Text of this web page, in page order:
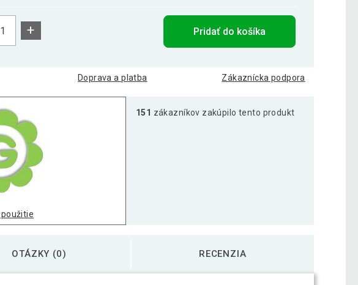
+ Pridať do košíka
Doprava a platba Zákaznícka podpora
použitie
151 zákazníkov zakúpilo tento produkt
OTÁZKY (0) RECENZIA